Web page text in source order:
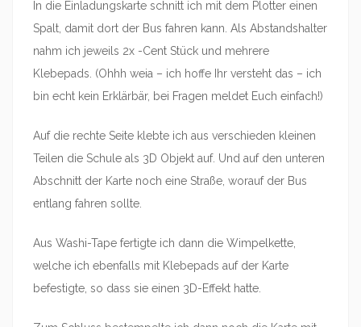
In die Einladungskarte schnitt ich mit dem Plotter einen
Spalt, damit dort der Bus fahren kann. Als Abstandshalter
nahm ich jeweils 2x -Cent Stück und mehrere
Klebepads. (Ohhh weia – ich hoffe Ihr versteht das – ich
bin echt kein Erklärbär, bei Fragen meldet Euch einfach!)
Auf die rechte Seite klebte ich aus verschieden kleinen
Teilen die Schule als 3D Objekt auf. Und auf den unteren
Abschnitt der Karte noch eine Straße, worauf der Bus
entlang fahren sollte.
Aus Washi-Tape fertigte ich dann die Wimpelkette,
welche ich ebenfalls mit Klebepads auf der Karte
befestigte, so dass sie einen 3D-Effekt hatte.